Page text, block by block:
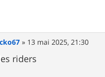
» 13 mai 2025, 21:30
riders